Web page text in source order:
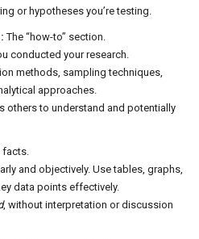
or hypotheses you’re testing.
The “how-to” section.
conducted your research.
methods, sampling techniques,
approaches.
others to understand and potentially
facts.
and objectively. Use tables, graphs,
data points effectively.
, without interpretation or discussion